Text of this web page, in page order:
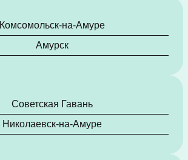
Комсомольск-на-Амуре
Амурск
Советская Гавань
Николаевск-на-Амуре